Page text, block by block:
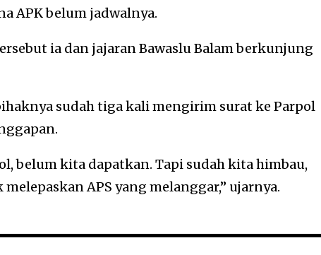
APK belum jadwalnya.
ia dan jajaran Bawaslu Balam berkunjung
sudah tiga kali mengirim surat ke Parpol
belum kita dapatkan. Tapi sudah kita himbau,
APS yang melanggar,” ujarnya.